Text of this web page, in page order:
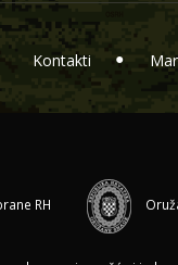
Kontakti
RH